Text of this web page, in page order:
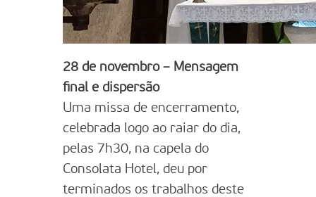
28 de novembro – Mensagem
final e dispersão
Uma missa de encerramento,
celebrada logo ao raiar do dia,
pelas 7h30, na capela do
Consolata Hotel, deu por
terminados os trabalhos deste